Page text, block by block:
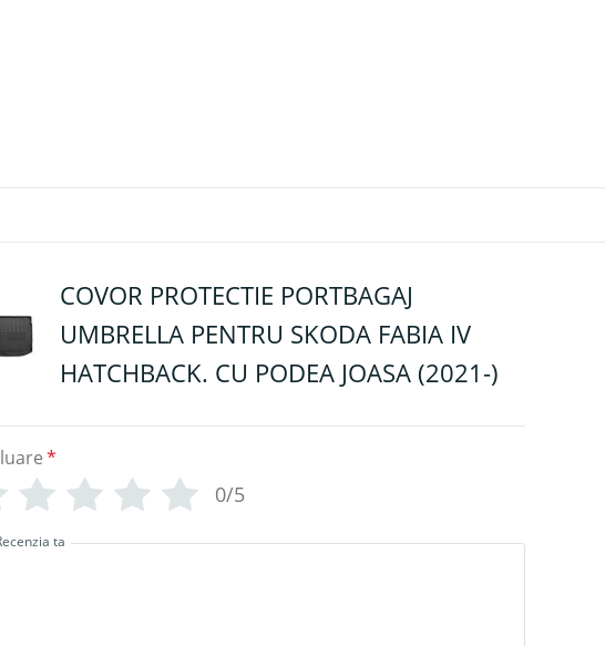
COVOR PROTECTIE PORTBAGAJ
UMBRELLA PENTRU SKODA FABIA IV
HATCHBACK. CU PODEA JOASA (2021-)
*
0/5
ta